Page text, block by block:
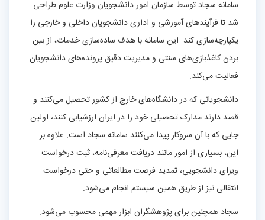
سامانه سجاد توسط سازمان امور دانشجویان وزارت علوم طراحی
شد تا فرآیندهای آموزشی و اداری دانشجویان داخلی و خارجی را
یکپارچه‌سازی کند. این سامانه با هدف ساده‌سازی خدمات، از بین
بردن کاغذبازی‌های سنتی و مدیریت دقیق پرونده‌های دانشجویان
فعالیت می‌کند.
دانشجویانی که در دانشگاه‌های خارج از کشور تحصیل می‌کنند و
قصد دارند مدارک تحصیلی خود را در ایران ارزشیابی کنند، اولین
جایی که با آن سروکار پیدا می‌کنند سامانه سجاد است. علاوه بر
این، بسیاری از امور مانند دریافت معرفی‌نامه، ثبت درخواست
ویزای دانشجویی، تمدید فرصت مطالعاتی و حتی درخواست
انتقالی نیز از طریق همین سیستم انجام می‌شود.
سجاد همچنین برای پژوهشگران ابزار مهمی محسوب می‌شود.